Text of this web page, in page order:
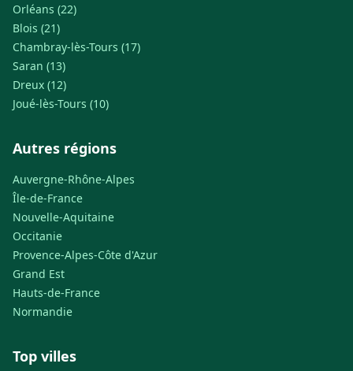
Orléans (22)
Blois (21)
Chambray-lès-Tours (17)
Saran (13)
Dreux (12)
Joué-lès-Tours (10)
Autres régions
Auvergne-Rhône-Alpes
Île-de-France
Nouvelle-Aquitaine
Occitanie
Provence-Alpes-Côte d'Azur
Grand Est
Hauts-de-France
Normandie
Top villes